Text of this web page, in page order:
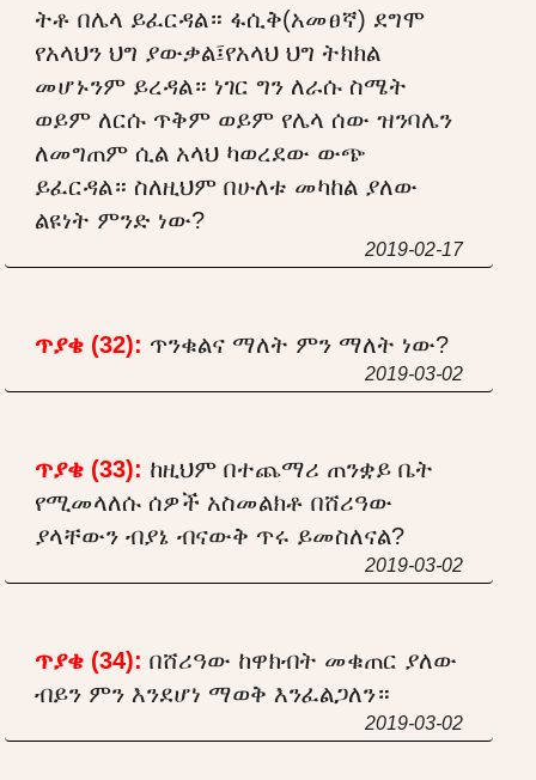
ትቶ በሌላ ይፈርዳል። ፋሲቅ(አመፀኛ) ደግሞ
የአላህን ህግ ያውቃል፤የአላህ ህግ ትክክል
መሆኑንም ይረዳል። ነገር ግን ለራሱ ስሜት
ወይም ለርሱ ጥቅም ወይም የሌላ ሰው ዝንባሌን
ለመግጠም ሲል አላህ ካወረደው ውጭ
ይፈርዳል። ስለዚህም በሁለቱ መካከል ያለው
ልዩነት ምንድ ነው?
2019-02-17
ጥያቄ (32): ጥንቁልና ማለት ምን ማለት ነው?
2019-03-02
ጥያቄ (33): ከዚህም በተጨማሪ ጠንቋይ ቤት
የሚመላለሱ ሰዎች አስመልክቶ በሸሪዓው
ያላቸውን ብያኔ ብናውቅ ጥሩ ይመስለናል?
2019-03-02
ጥያቄ (34): በሸሪዓው ከዋክብት መቁጠር ያለው
ብይን ምን እንደሆነ ማወቅ እንፈልጋለን።
2019-03-02